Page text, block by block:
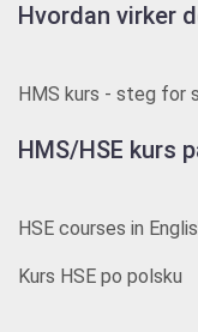
Hvordan virker
HMS kurs - steg for
HMS/HSE kurs
HSE courses in
Kurs HSE po polsku